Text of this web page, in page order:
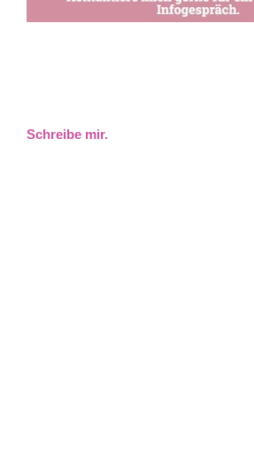
Schreibe mir.